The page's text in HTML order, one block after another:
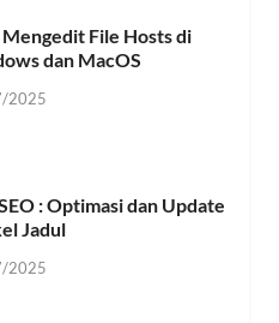
File Hosts di
dan MacOS
2025
: Optimasi dan Update
Jadul
2025